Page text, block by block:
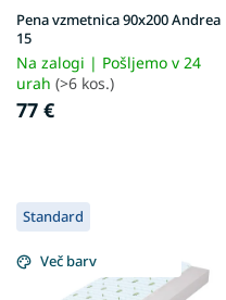
v
d
u
c
t
s
Pena vzmetnica 90x200 Andrea
15
Na zalogi | Pošljemo v 24
urah (>6 kos.)
77 €
Standard
Več barv